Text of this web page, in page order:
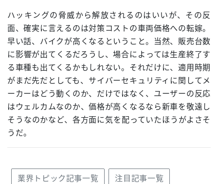
ハッキングの脅威から解放されるのはいいが、その反
面、確実に言えるのは対策コストの車両価格への転嫁。
早い話、バイクが高くなるということ。当然、販売台数
に影響が出てくるだろうし、場合によっては生産終了す
る車種も出てくるかもしれない。それだけに、適用時期
がまだ先だとしても、サイバーセキュリティに関してメ
ーカーはどう動くのか、だけではなく、ユーザーの反応
はウェルカムなのか、価格が高くなるなら新車を敬遠し
そうなのかなど、各方面に気を配っていたほうがよさそ
うだ。
業界トピック記事一覧 注目記事一覧